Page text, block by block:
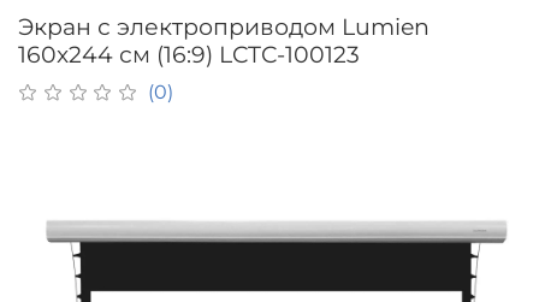
Экран с электроприводом Lumien
160x244 см (16:9) LCTC-100123
(0)